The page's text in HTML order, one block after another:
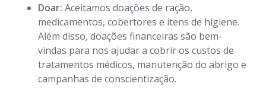
Doar: Aceitamos doações de ração,
medicamentos, cobertores e itens de higiene.
Além disso, doações financeiras são bem-
vindas para nos ajudar a cobrir os custos de
tratamentos médicos, manutenção do abrigo e
campanhas de conscientização.